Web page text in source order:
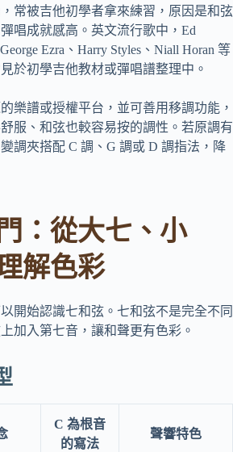
常被吉他初學者拿來練習，原因是和弦
唱成就感高。英文流行歌中，Ed
Ezra、Harry Styles、Niall Horan 等
於初學吉他教材或彈唱譜整理中。
樂譜或授權平台，並可善用移調功能，
服、和弦也較容易按的調性。若原調有
調夾搭配 C 調、G 調或 D 調指法，降
：從大七、小
解色彩
開始認識七和弦。七和弦不是完全不同
加入第七音，讓和聲更有色彩。
C 為根音
的寫法
聲響特色